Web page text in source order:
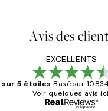
Avis des
EXCELLENTS
sur 5 étoiles Basé sur
Voir quelques avis